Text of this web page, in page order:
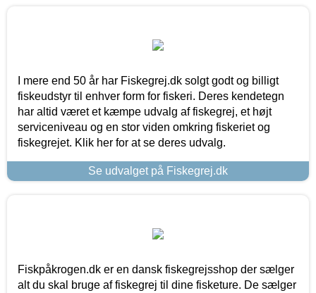
I mere end 50 år har Fiskegrej.dk solgt godt og billigt
fiskeudstyr til enhver form for fiskeri. Deres kendetegn
har altid været et kæmpe udvalg af fiskegrej, et højt
serviceniveau og en stor viden omkring fiskeriet og
fiskegrejet. Klik her for at se deres udvalg.
Se udvalget på Fiskegrej.dk
Fiskpåkrogen.dk er en dansk fiskegrejsshop der sælger
alt du skal bruge af fiskegrej til dine fisketure. De sælger